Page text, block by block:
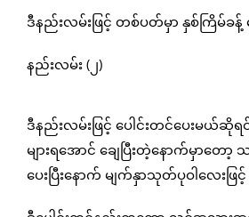
ဒီနည်းလမ်းဖြင့် တစ်ပတ်မှာ နှစ်ကြိမ်
နည်းလမ်း (၂)
ဒီနည်းလမ်းဖြင့် ပေါင်းတင်ပေးမယ်
များရအောင် ချေပြီးတဲ့နောက်မှာတေ
ပေးပြီးနောက် မျက်နှာသုတ်ပုဝါလေးဖ